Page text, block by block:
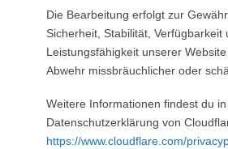
Die Bearbeitung erfolgt zur
Sicherheit, Stabilität, Verfügbarkeit
Leistungsfähigkeit unserer
Abwehr missbräuchlicher oder
Weitere Informationen findest du
Datenschutzerklärung von
https://www.cloudflare.com/